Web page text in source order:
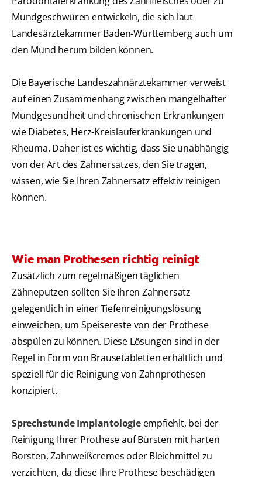
Mundgeschwüren entwickeln, die sich laut
Landesärztekammer Baden-Württemberg auch um
den Mund herum bilden können.
Die Bayerische Landeszahnärztekammer verweist
auf einen Zusammenhang zwischen mangelhafter
Mundgesundheit und chronischen Erkrankungen
wie Diabetes, Herz-Kreislauferkrankungen und
Rheuma. Daher ist es wichtig, dass Sie unabhängig
von der Art des Zahnersatzes, den Sie tragen,
wissen, wie Sie Ihren Zahnersatz effektiv reinigen
können.
Wie man Prothesen richtig reinigt
Zusätzlich zum regelmäßigen täglichen
Zähneputzen sollten Sie Ihren Zahnersatz
gelegentlich in einer Tiefenreinigungslösung
einweichen, um Speisereste von der Prothese
abspülen zu können. Diese Lösungen sind in der
Regel in Form von Brausetabletten erhältlich und
speziell für die Reinigung von Zahnprothesen
konzipiert.
Sprechstunde Implantologie empfiehlt, bei der
Reinigung Ihrer Prothese auf Bürsten mit harten
Borsten, Zahnweißcremes oder Bleichmittel zu
verzichten, da diese Ihre Prothese beschädigen